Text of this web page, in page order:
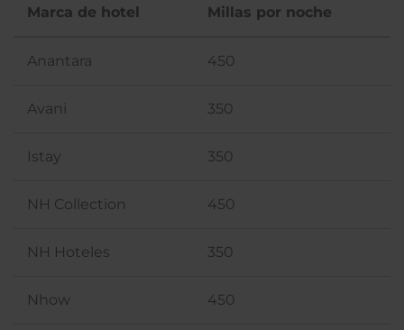
Marca de hotel Millas por noche
Anantara 450
Avani 350
Istay 350
NH Collection 450
NH Hoteles 350
Nhow 450